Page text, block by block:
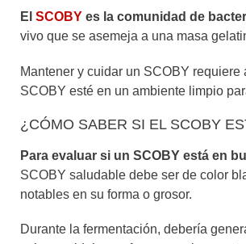
El SCOBY es la comunidad de
vivo que se asemeja a una masa
Mantener y cuidar un SCOBY
SCOBY esté en un ambiente limpio
¿CÓMO SABER SI EL SCOBY
Para evaluar si un SCOBY está en
SCOBY saludable debe ser de color
notables en su forma o grosor.
Durante la fermentación, debería